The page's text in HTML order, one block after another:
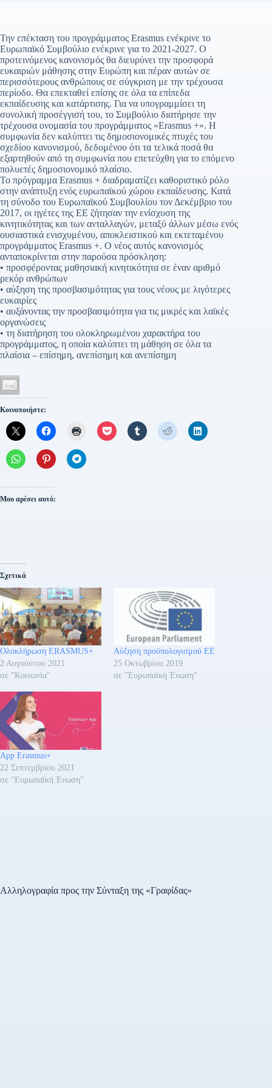
Την επέκταση του προγράμματος Erasmus ενέκρινε το
Ευρωπαϊκό Συμβούλιο ενέκρινε για το 2021-2027. Ο
προτεινόμενος κανονισμός θα διευρύνει την προσφορά
ευκαιριών μάθησης στην Ευρώπη και πέραν αυτών σε
περισσότερους ανθρώπους σε σύγκριση με την τρέχουσα
περίοδο. Θα επεκταθεί επίσης σε όλα τα επίπεδα
εκπαίδευσης και κατάρτισης. Για να υπογραμμίσει τη
συνολική προσέγγισή του, το Συμβούλιο διατήρησε την
τρέχουσα ονομασία του προγράμματος «Erasmus +». Η
συμφωνία δεν καλύπτει τις δημοσιονομικές πτυχές του
σχεδίου κανονισμού, δεδομένου ότι τα τελικά ποσά θα
εξαρτηθούν από τη συμφωνία που επετεύχθη για το επόμενο
πολυετές δημοσιονομικό πλαίσιο.
Το πρόγραμμα Erasmus + διαδραματίζει καθοριστικό ρόλο
στην ανάπτυξη ενός ευρωπαϊκού χώρου εκπαίδευσης. Κατά
τη σύνοδο του Ευρωπαϊκού Συμβουλίου τον Δεκέμβριο του
2017, οι ηγέτες της ΕΕ ζήτησαν την ενίσχυση της
κινητικότητας και των ανταλλαγών, μεταξύ άλλων μέσω ενός
ουσιαστικά ενισχυμένου, αποκλειστικού και εκτεταμένου
προγράμματος Erasmus +. Ο νέος αυτός κανονισμός
ανταποκρίνεται στην παρούσα πρόσκληση:
• προσφέροντας μαθησιακή κινητικότητα σε έναν αριθμό
ρεκόρ ανθρώπων
• αύξηση της προσβασιμότητας για τους νέους με λιγότερες
ευκαιρίες
• αυξάνοντας την προσβασιμότητα για τις μικρές και λαϊκές
οργανώσεις
• τη διατήρηση του ολοκληρωμένου χαρακτήρα του
προγράμματος, η οποία καλύπτει τη μάθηση σε όλα τα
πλαίσια – επίσημη, ανεπίσημη και ανεπίσημη
Κοινοποιήστε:
Μου αρέσει αυτό:
Σχετικά
Ολοκλήρωση ERASMUS+
2 Αυγούστου 2021
σε "Κοινωνία"
Αύξηση προϋπολογισμού ΕΕ
25 Οκτωβρίου 2019
σε "Ευρωπαϊκή Ένωση"
App Erasmus+
22 Σεπτεμβρίου 2021
σε "Ευρωπαϊκή Ένωση"
Αλληλογραφία προς την Σύνταξη της «Γραφίδας»